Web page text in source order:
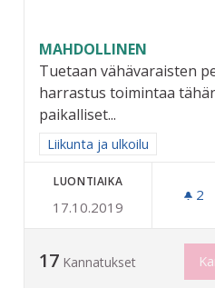
MAHDOLLINEN
Tuetaan vähävaraisten
harrastus toimintaa
paikalliset...
Rajaa tulokset aihepiirin
Liikunta ja ulkoilu
LUONTIAIKA
17.10.2019
2
17 Kannatukset